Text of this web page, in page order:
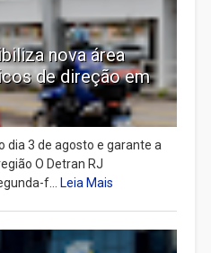
nova área
de direção em
dia 3 de agosto e garante a
O Detran RJ
f...
Leia Mais